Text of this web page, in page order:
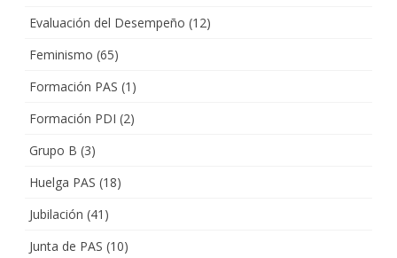
Evaluación del Desempeño (12)
Feminismo (65)
Formación PAS (1)
Formación PDI (2)
Grupo B (3)
Huelga PAS (18)
Jubilación (41)
Junta de PAS (10)